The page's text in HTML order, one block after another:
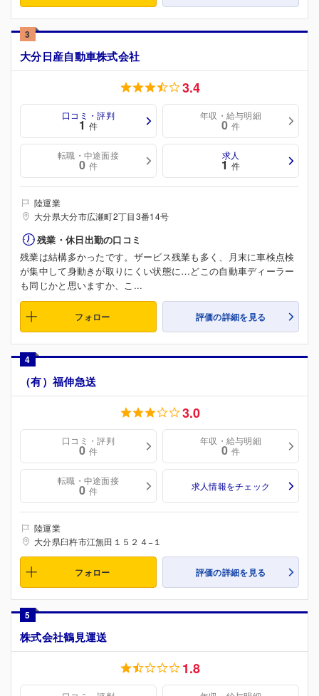
3
大分日産自動車株式会社
3.4
口コミ・評判
1 件
年収・給与明細
0 件
転職・中途面接
0 件
求人
1 件
陸運業
大分県大分市広瀬町2丁目3番14号
残業・休日出勤の口コミ
残業は結構多かったです。ザービス残業も多く、月末に車検点検
が集中して身動きが取りにくい状態に…どこの自動車ディーラー
も同じかと思いますか、こ...
フォロー 評価の詳細を見る
4
（有）福伸急送
3.0
口コミ・評判
0 件
年収・給与明細
0 件
転職・中途面接
0 件 求人情報をチェック
陸運業
大分県臼杵市江無田１５２４−１
フォロー 評価の詳細を見る
5
株式会社鶴見運送
1.8